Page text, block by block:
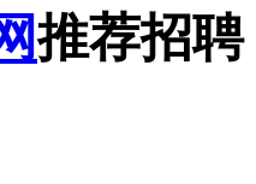
推荐招聘